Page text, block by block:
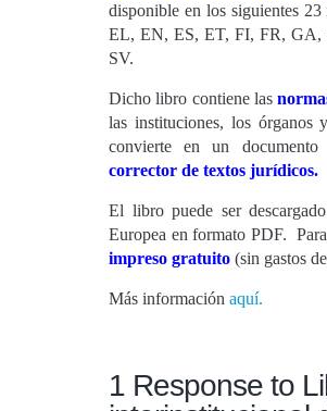
disponible en los siguientes
EL, EN, ES, ET, FI, FR,
SV.
Dicho libro contiene las
las instituciones, los
convierte en un
corrector de textos jurídicos.
El libro puede ser
Europea en formato PDF.
impreso gratuito (sin gastos
Más información aquí.
1 Response to